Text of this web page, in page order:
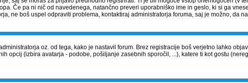
Če pa ni nič od navedenega, natančno preveri uporabniško ime in geslo, ki si ga
ne boš uspel odpraviti problema, kontaktiraj administratorja foruma, saj je možno, da
oz. od tega, kako je nastavil forum. Brez registracije boš verjetno lahko
opcij (izbira avatarja - podobe, pošiljanje zasebnih sporočil, ...), katere ti kot gostu